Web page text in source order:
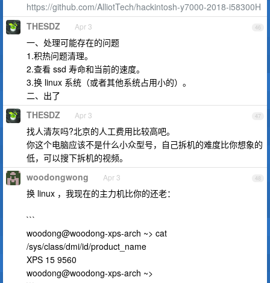
https://github.com/AlliotTech/hackintosh-y7000-2018-i58300H
46
THESDZ Apr 3
一、处理可能存在的问题
1.积热问题清理。
2.查看 ssd 寿命和当前的速度。
3.换 linux 系统（或者其他系统占用小的）。
二、出了
47
THESDZ Apr 3
找人清灰吗?北京的人工费用比较高吧。
你这个电脑应该不是什么小众型号，自己拆机的难度比你想象的
低，可以搜下拆机的视频。
48
woodongwong Apr 3
换 linux ，我现在的主力机比你的还老：
```
woodong@woodong-xps-arch ~> cat
/sys/class/dmi/id/product_name
XPS 15 9560
woodong@woodong-xps-arch ~>